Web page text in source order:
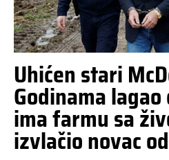
Uhićen stari
Godinama
ima farmu sa
izvlačio novac